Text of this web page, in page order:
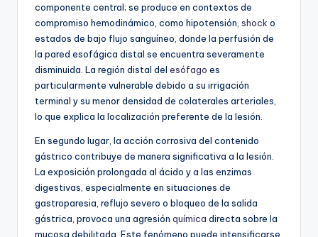
componente central; se produce en contextos de
compromiso hemodinámico, como hipotensión, shock o
estados de bajo flujo sanguíneo, donde la perfusión de
la pared esofágica distal se encuentra severamente
disminuida. La región distal del esófago es
particularmente vulnerable debido a su irrigación
terminal y su menor densidad de colaterales arteriales,
lo que explica la localización preferente de la lesión.
En segundo lugar, la acción corrosiva del contenido
gástrico contribuye de manera significativa a la lesión.
La exposición prolongada al ácido y a las enzimas
digestivas, especialmente en situaciones de
gastroparesia, reflujo severo o bloqueo de la salida
gástrica, provoca una agresión química directa sobre la
mucosa debilitada. Este fenómeno puede intensificarse